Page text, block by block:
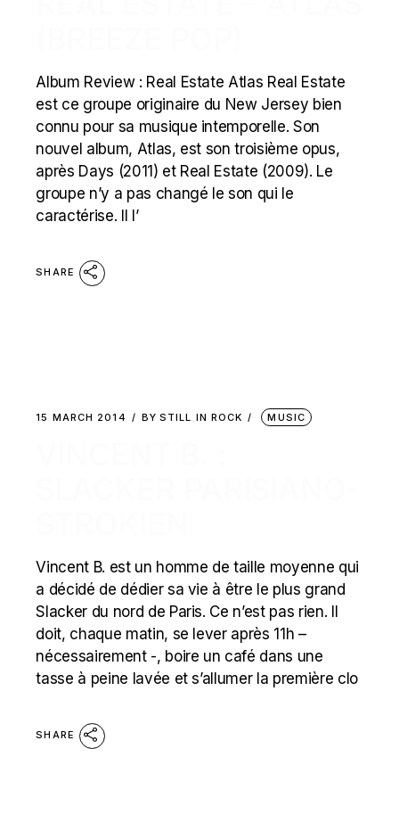
Album Review : Real Estate Atlas Real Estate
est ce groupe originaire du New Jersey bien
connu pour sa musique intemporelle. Son
nouvel album, Atlas, est son troisième opus,
après Days (2011) et Real Estate (2009). Le
groupe n’y a pas changé le son qui le
caractérise. Il l’
SHARE
15 MARCH 2014 BY STILL IN ROCK MUSIC
Vincent B. est un homme de taille moyenne qui
a décidé de dédier sa vie à être le plus grand
Slacker du nord de Paris. Ce n’est pas rien. Il
doit, chaque matin, se lever après 11h –
nécessairement -, boire un café dans une
tasse à peine lavée et s’allumer la première clo
SHARE